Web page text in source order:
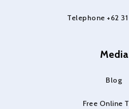
Telephone +62
Media
Blog
Free Online